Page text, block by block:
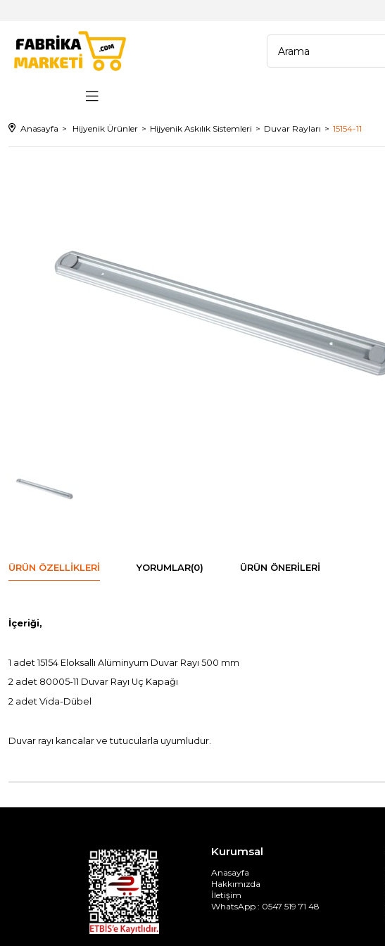
Anasayfa Hijyenik Ürünler Hijyenik Askılık Sistemleri Duvar Rayları 15154-11
ÜRÜN ÖZELLIKLERI YORUMLAR(0) ÜRÜN ÖNERILERI
İçeriği,
1 adet 15154 Eloksallı Alüminyum Duvar Rayı 500 mm
2 adet 80005-11 Duvar Rayı Uç Kapağı
2 adet Vida-Dübel
Duvar rayı kancalar ve tutucularla uyumludur.
Kurumsal
Anasayfa
Hakkımızda
İletişim
WhatsApp : 0547 519 71 48